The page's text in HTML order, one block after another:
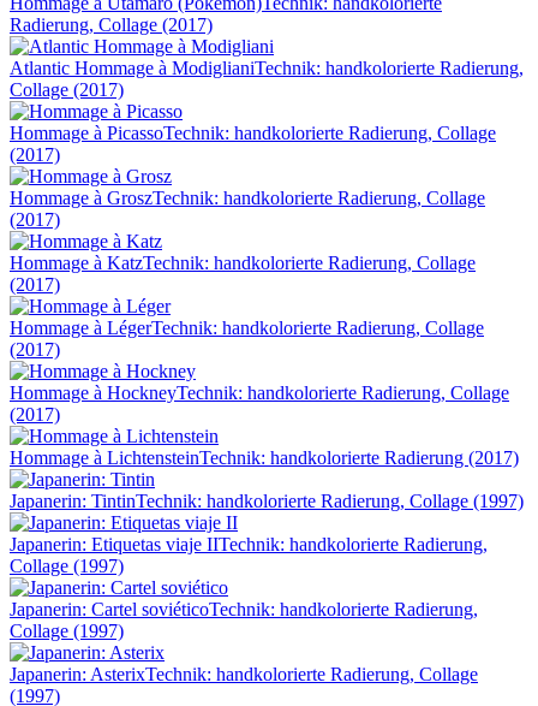
Radierung, Collage (2017)
Atlantic Hommage à ModiglianiTechnik: handkolorierte Radierung,
Collage (2017)
Hommage à PicassoTechnik: handkolorierte Radierung, Collage
(2017)
Hommage à GroszTechnik: handkolorierte Radierung, Collage
(2017)
Hommage à KatzTechnik: handkolorierte Radierung, Collage
(2017)
Hommage à LégerTechnik: handkolorierte Radierung, Collage
(2017)
Hommage à HockneyTechnik: handkolorierte Radierung, Collage
(2017)
Hommage à LichtensteinTechnik: handkolorierte Radierung (2017)
Japanerin: TintinTechnik: handkolorierte Radierung, Collage (1997)
Japanerin: Etiquetas viaje IITechnik: handkolorierte Radierung,
Collage (1997)
Japanerin: Cartel soviéticoTechnik: handkolorierte Radierung,
Collage (1997)
Japanerin: AsterixTechnik: handkolorierte Radierung, Collage
(1997)